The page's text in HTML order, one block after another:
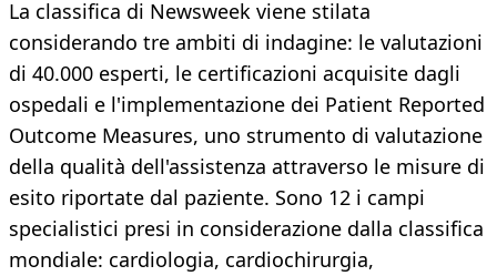
La classifica di Newsweek viene stilata
considerando tre ambiti di indagine: le valutazioni
di 40.000 esperti, le certificazioni acquisite dagli
ospedali e l'implementazione dei Patient Reported
Outcome Measures, uno strumento di valutazione
della qualità dell'assistenza attraverso le misure di
esito riportate dal paziente. Sono 12 i campi
specialistici presi in considerazione dalla classifica
mondiale: cardiologia, cardiochirurgia,